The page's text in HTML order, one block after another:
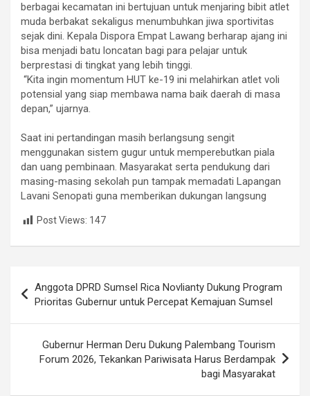
berbagai kecamatan ini bertujuan untuk menjaring bibit atlet
muda berbakat sekaligus menumbuhkan jiwa sportivitas
sejak dini. ​Kepala Dispora Empat Lawang berharap ajang ini
bisa menjadi batu loncatan bagi para pelajar untuk
berprestasi di tingkat yang lebih tinggi.
‎ “Kita ingin momentum HUT ke-19 ini melahirkan atlet voli
potensial yang siap membawa nama baik daerah di masa
depan,” ujarnya.
‎​Saat ini pertandingan masih berlangsung sengit
menggunakan sistem gugur untuk memperebutkan piala
dan uang pembinaan. Masyarakat serta pendukung dari
masing-masing sekolah pun tampak memadati Lapangan
Lavani Senopati guna memberikan dukungan langsung
Post Views: 147
pos
Anggota DPRD Sumsel Rica Novlianty Dukung Program
Prioritas Gubernur untuk Percepat Kemajuan Sumsel
Gubernur Herman Deru Dukung Palembang Tourism
Forum 2026, Tekankan Pariwisata Harus Berdampak
bagi Masyarakat